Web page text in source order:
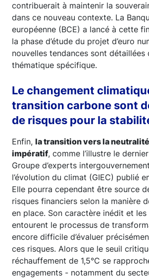
contribuerait à maintenir la
dans ce nouveau contexte. La
européenne (BCE) a lancé à cette
la phase d’étude du projet d’euro
nouvelles tendances sont détaillées
thématique spécifique.
Le changement
transition carbone sont
de risques pour la
Enfin, la transition vers la
impératif, comme l’illustre le
Groupe d’experts
l’évolution du climat (GIEC) publié
Elle pourra cependant être source
risques financiers selon la manière
en place. Son caractère inédit et
entourent le processus de
encore difficile d’évaluer
ces risques. Alors que le seuil
réchauffement de 1,5°C se
engagements - notamment du